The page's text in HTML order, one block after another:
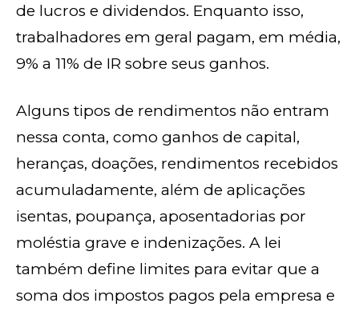
de lucros e dividendos. Enquanto isso,
trabalhadores em geral pagam, em média,
9% a 11% de IR sobre seus ganhos.
Alguns tipos de rendimentos não entram
nessa conta, como ganhos de capital,
heranças, doações, rendimentos recebidos
acumuladamente, além de aplicações
isentas, poupança, aposentadorias por
moléstia grave e indenizações. A lei
também define limites para evitar que a
soma dos impostos pagos pela empresa e